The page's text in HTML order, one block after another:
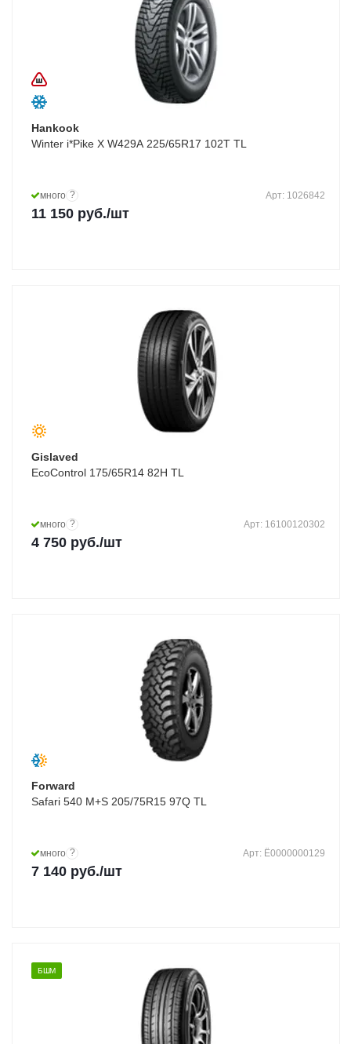
Hankook
Winter i*Pike X W429A 225/65R17 102T TL
много ? Арт: 1026842
11 150 руб./шт
Gislaved
EcoControl 175/65R14 82H TL
много ? Арт: 16100120302
4 750 руб./шт
Forward
Safari 540 M+S 205/75R15 97Q TL
много ? Арт: Ё0000000129
7 140 руб./шт
БШМ